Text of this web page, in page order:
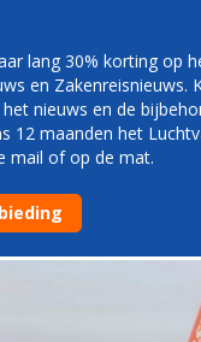
VLUCHTEN
lang 30% korting op
en Zakenreisnieuws.
nieuws en de
12 maanden het
mail of op de mat.